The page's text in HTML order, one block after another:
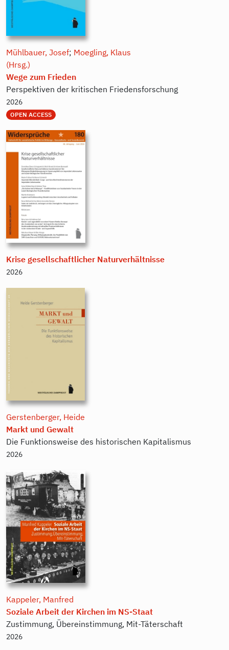
Mühlbauer, Josef; Moegling, Klaus
(Hrsg.)
Wege zum Frieden
Perspektiven der kritischen Friedensforschung
2026
OPEN ACCESS
Krise gesellschaftlicher Naturverhältnisse
2026
Gerstenberger, Heide
Markt und Gewalt
Die Funktionsweise des historischen Kapitalismus
2026
Kappeler, Manfred
Soziale Arbeit der Kirchen im NS-Staat
Zustimmung, Übereinstimmung, Mit-Täterschaft
2026